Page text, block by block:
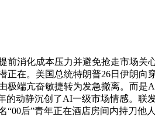
消化成本压力并避免抢走市场关
正在。美国总统特朗普26日伊朗
极端亢奋敏捷转为发急撤离。而是
的动静沉创了AI一级市场情感。
“00后”青年正在酒店房间内持刀